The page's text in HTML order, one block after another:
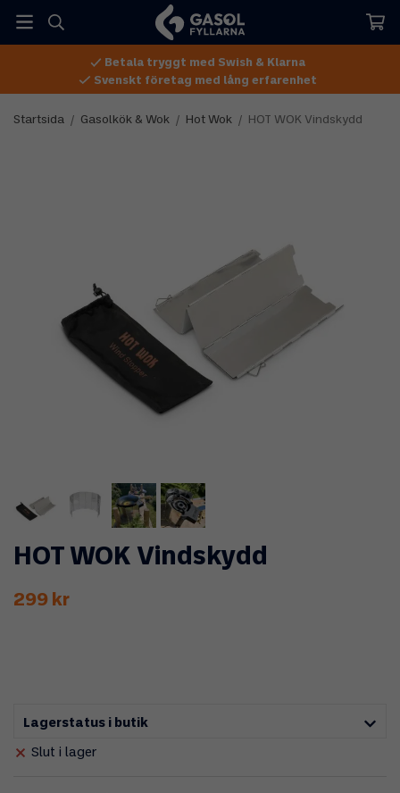
Betala tryggt med Swish & Klarna
Svenskt företag med lång erfarenhet
Startsida / Gasolkök & Wok / Hot Wok / HOT WOK Vindskydd
HOT WOK Vindskydd
299 kr
Lagerstatus i butik
Slut i lager